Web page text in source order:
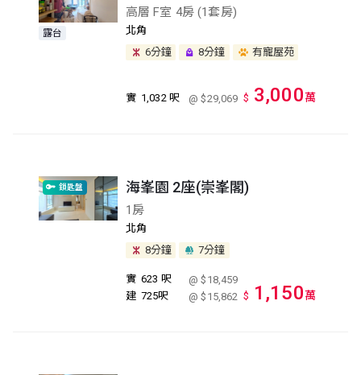
露台
高層 F室 4房 (1套房)
北角
6分鐘
8分鐘 有寵屋苑
實 1,032 呎 @ $29,069 $ 3,000萬
鎖匙盤 海峯園 2座(崇峯閣)
1房
北角
8分鐘
7分鐘
實 623 呎
@ $18,459
建 725呎 @ $15,862 $ 1,150萬